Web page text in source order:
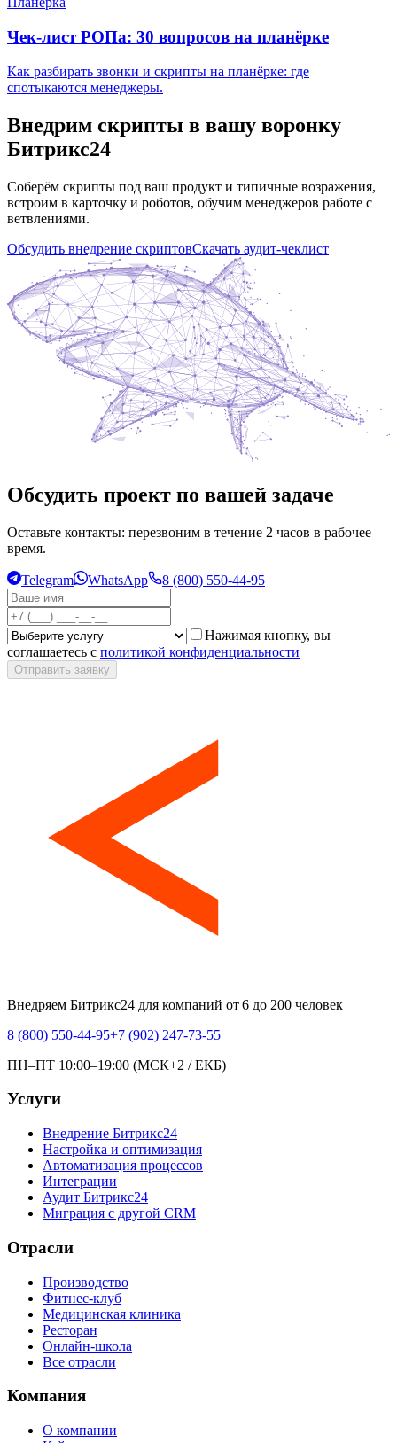
Чек-лист РОПа: 30 вопросов на планёрке
Как разбирать звонки и скрипты на планёрке: где
спотыкаются менеджеры.
Внедрим скрипты в вашу воронку
Битрикс24
Соберём скрипты под ваш продукт и типичные возражения,
встроим в карточку и роботов, обучим менеджеров работе с
ветвлениями.
Обсудить внедрение скриптовСкачать аудит-чеклист
Обсудить проект по вашей задаче
Оставьте контакты: перезвоним в течение 2 часов в рабочее
время.
Telegram WhatsApp 8 (800) 550-44-95
Нажимая кнопку, вы
соглашаетесь с политикой конфиденциальности
Отправить заявку
Внедряем Битрикс24 для компаний от 6 до 200 человек
8 (800) 550-44-95+7 (902) 247-73-55
ПН–ПТ 10:00–19:00 (МСК+2 / ЕКБ)
Услуги
Внедрение Битрикс24
Настройка и оптимизация
Автоматизация процессов
Интеграции
Аудит Битрикс24
Миграция с другой CRM
Отрасли
Производство
Фитнес-клуб
Медицинская клиника
Ресторан
Онлайн-школа
Все отрасли
Компания
О компании